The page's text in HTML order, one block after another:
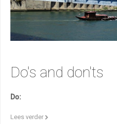
Do's and don'ts
Do:
Lees verder